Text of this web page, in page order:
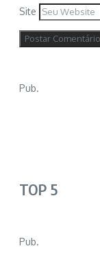
Site
Pub.
TOP 5
Pub.